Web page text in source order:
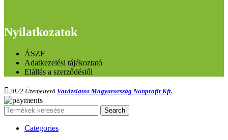
Nyilatkozatok
ÁSZF
Adatkezelési tájékoztató
Elállás a szerződéstől
2022 Üzemeltető Varázslatos Magyarország Nonprofit Kft.
Search
Categories